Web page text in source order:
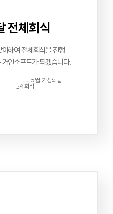
전체회식
하여 전체회식을 진행
인소프트가 되겠습니다.